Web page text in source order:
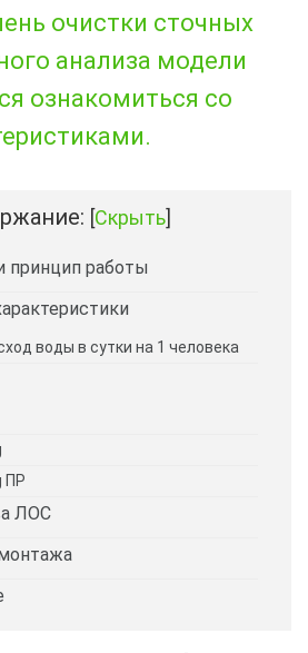
очистки сточных
анализа модели
ознакомиться со
[Скрыть]
принцип работы
воды в сутки на 1 человека
ПР
ЛОС